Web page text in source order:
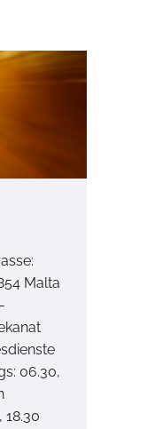
Malta
06.30,
18.30